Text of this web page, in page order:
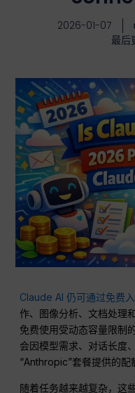
2026-01-07
最后
Claude AI 仍可通过免费
作、图像分析、文档处理
免费使用受动态容量限制
会因模型需求、对话长度
“Anthropic”套餐提供的配
随着任务越来越复杂，这